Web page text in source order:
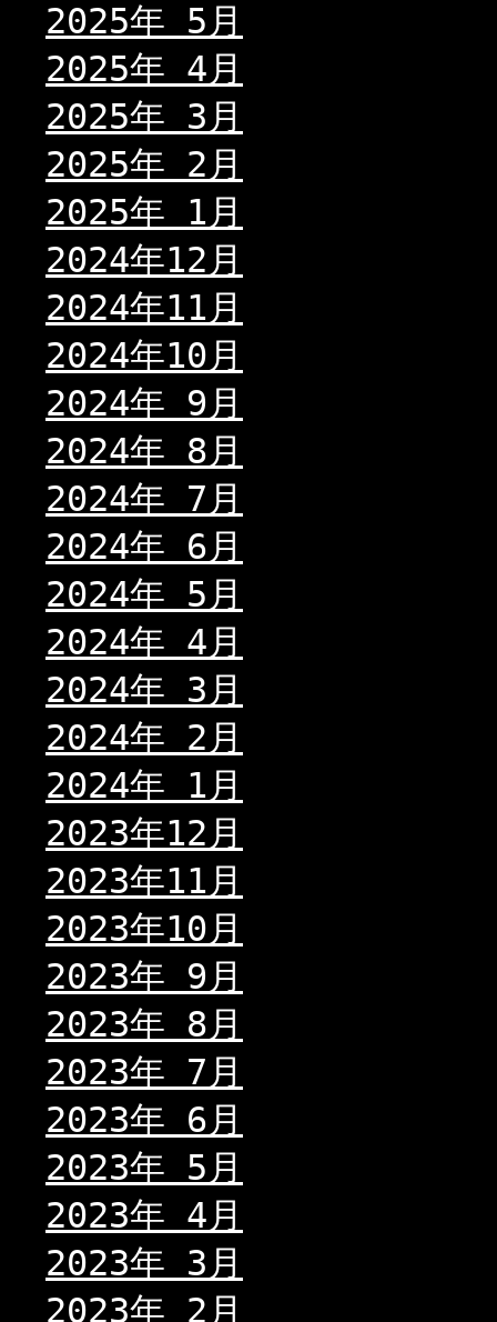
2025年 5月
2025年 4月
2025年 3月
2025年 2月
2025年 1月
2024年12月
2024年11月
2024年10月
2024年 9月
2024年 8月
2024年 7月
2024年 6月
2024年 5月
2024年 4月
2024年 3月
2024年 2月
2024年 1月
2023年12月
2023年11月
2023年10月
2023年 9月
2023年 8月
2023年 7月
2023年 6月
2023年 5月
2023年 4月
2023年 3月
2023年 2月